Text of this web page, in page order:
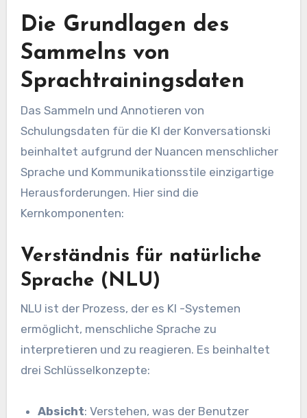
Die Grundlagen des
Sammelns von
Sprachtrainingsdaten
Das Sammeln und Annotieren von
Schulungsdaten für die KI der Konversationski
beinhaltet aufgrund der Nuancen menschlicher
Sprache und Kommunikationsstile einzigartige
Herausforderungen. Hier sind die
Kernkomponenten:
Verständnis für natürliche
Sprache (NLU)
NLU ist der Prozess, der es KI -Systemen
ermöglicht, menschliche Sprache zu
interpretieren und zu reagieren. Es beinhaltet
drei Schlüsselkonzepte:
Absicht: Verstehen, was der Benutzer